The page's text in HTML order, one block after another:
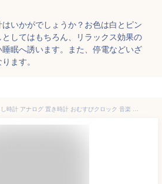
いかがでしょうか？お色は白とピン
してはもちろん、リラックス効果の
眠へ誘います。また、停電などいざ
ます。
すみっコぐらし 目覚まし時計 アナログ 置き時計 おむすびクロック 音楽 スヌーズ 付き 連続秒針 サンエックス もぐらのおうち 当店オリジナルロゴ入りすべり止めシート 2点セット（時計、すべり止めシート）